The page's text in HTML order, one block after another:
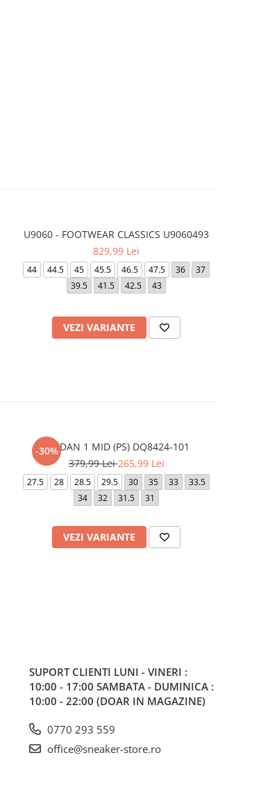
U9060 - FOOTWEAR CLASSICS U9060493
829,99 Lei
44 44.5 45 45.5 46.5 47.5 36
37
39.5
41.5 42.5 43
VEZI VARIANTE
-30%
JORDAN 1 MID (PS) DQ8424-101
379,99 Lei265,99 Lei
27.5 28 28.5 29.5 30 35 33
33.5
34
32 31.5 31
VEZI VARIANTE
SUPORT CLIENTI LUNI - VINERI :
10:00 - 17:00 SAMBATA - DUMINICA :
10:00 - 22:00 (DOAR IN MAGAZINE)
0770 293 559
office@sneaker-store.ro